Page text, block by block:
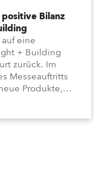
Bilanz
eine
+ Building
zurück. Im
Messeauftritts
Produkte,
UN.